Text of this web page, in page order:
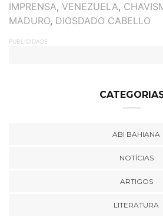
IMPRENSA, VENEZUELA,
MADURO, DIOSDADO CABELLO
PUBLICIDADE
ABI BAHIANA
NOTÍCIAS
ARTIGOS
LITERATURA